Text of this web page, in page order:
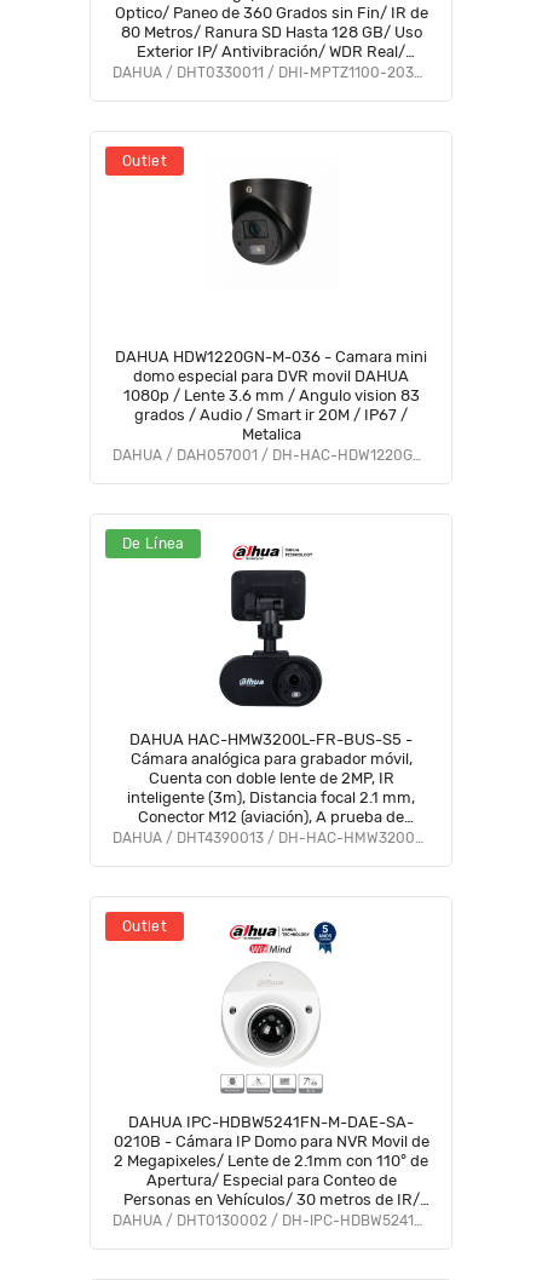
Optico/ Paneo de 360 Grados sin Fin/ IR de
80 Metros/ Ranura SD Hasta 128 GB/ Uso
Exterior IP/ Antivibración/ WDR Real/
Puertos 1 RJ-45 y M12 Aviación/ #CMODAHUA / DHT0330011 / DHI-MPTZ1100-2030RA-NT
Outlet
DAHUA HDW1220GN-M-036 - Camara mini
domo especial para DVR movil DAHUA
1080p / Lente 3.6 mm / Angulo vision 83
grados / Audio / Smart ir 20M / IP67 /
Metalica
DAHUA / DAH057001 / DH-HAC-HDW1220GN-M-0360B
De Línea
DAHUA HAC-HMW3200L-FR-BUS-S5 -
Cámara analógica para grabador móvil,
Cuenta con doble lente de 2MP, IR
inteligente (3m), Distancia focal 2.1 mm,
Conector M12 (aviación), A prueba de
golpes
DAHUA / DHT4390013 / DH-HAC-HMW3200LN-FR-BUS
Outlet
DAHUA IPC-HDBW5241FN-M-DAE-SA-
0210B - Cámara IP Domo para NVR Movil de
2 Megapixeles/ Lente de 2.1mm con 110° de
Apertura/ Especial para Conteo de
Personas en Vehículos/ 30 metros de IR/
WDR Real de 120 dB/ Antivandálica IK10/DAHUA / DHT0130002 / DH-IPC-HDBW5241FP-M